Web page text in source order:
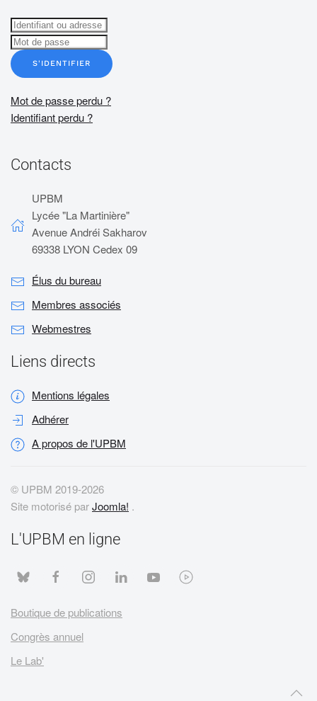
S'IDENTIFIER
Mot de passe perdu ?
Identifiant perdu ?
Contacts
UPBM
Lycée "La Martinière"
Avenue Andréi Sakharov
69338 LYON Cedex 09
Élus du bureau
Membres associés
Webmestres
Liens directs
Mentions légales
Adhérer
A propos de l'UPBM
© UPBM 2019-2026
Site motorisé parJoomla! .
L'UPBM en ligne
Boutique de publications
Congrès annuel
Le Lab'